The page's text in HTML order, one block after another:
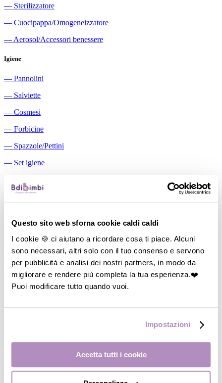
Questo sito web sforna cookie caldi caldi
I cookie 🍪 ci aiutano a ricordare cosa ti piace. Alcuni
sono necessari, altri solo con il tuo consenso e servono
per pubblicità e analisi dei nostri partners, in modo da
migliorare e rendere più completa la tua esperienza.❤️
Puoi modificare tutto quando vuoi.
Impostazioni
Accetta tutti i cookie
― Sterilizzatore
― Cuocipappa/Omogeneizzatore
― Aerosol/Accessori benessere
Igiene
― Pannolini
― Salviette
― Cosmesi
― Forbicine
― Spazzole/Pettini
― Set igiene
Aspiratori nasali manuali
―
Cuscini allattamento
―Biberon
―
Tettarelle
―Succhietti
Conservalatte Materno
―Massaggiagengive